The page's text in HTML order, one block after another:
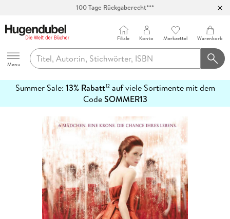
Hugendubel
Menu
Filiale Konto Merkzettel Warenkorb
Summer Sale: 13% Rabatt12auf viele Sortimente mit dem
CodeSOMMER13
erfahren